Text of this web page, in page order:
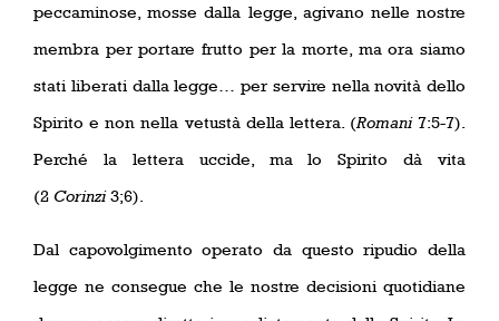
peccaminose, mosse dalla legge, agivano nelle nostre
membra per portare frutto per la morte, ma ora siamo
stati liberati dalla legge… per servire nella novità dello
Spirito e non nella vetustà della lettera. (Romani7:5-7).
Perché la lettera uccide, ma lo Spirito dà vita
(2 Corinzi3;6).
Dal capovolgimento operato da questo ripudio della
legge ne consegue che le nostre decisioni quotidiane